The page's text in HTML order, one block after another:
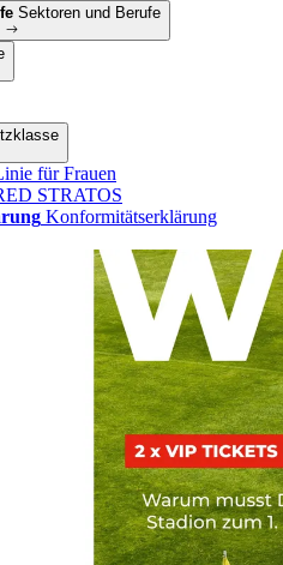
Sektoren und Berufe
für Frauen
STRATOS
Konformitätserklärung